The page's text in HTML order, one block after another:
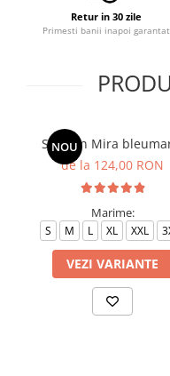
Retur in 30 zile
Primesti banii inapoi garantat
NOU
Sarafan Mira
de la 124,00 RON
Marime:
S M L XL XXL
VEZI VARIANTE